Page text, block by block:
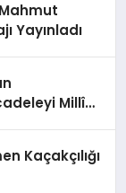
Yayınladı
Millî
Kaçakçılığı